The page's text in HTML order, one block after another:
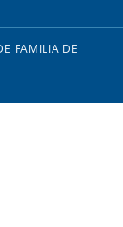
FAMILIA DE